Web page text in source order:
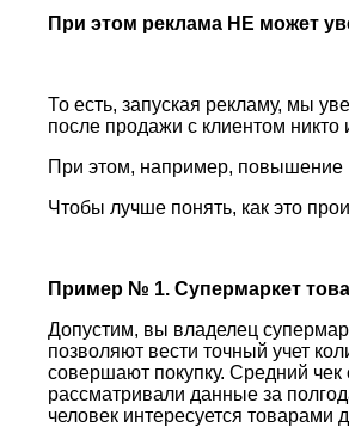
При этом реклама НЕ может
То есть, запуская рекламу, мы
после продажи с клиентом
При этом, например, повышение
Чтобы лучше понять, как это
Пример № 1. Супермаркет
Допустим, вы владелец
позволяют вести точный учет
совершают покупку. Средний
рассматривали данные за
человек интересуется товарами